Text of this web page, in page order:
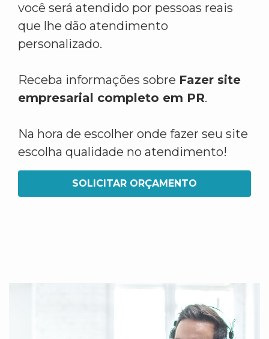
você será atendido por pessoas reais
que lhe dão atendimento
personalizado.
Receba informações sobre Fazer site
empresarial completo em PR.
Na hora de escolher onde fazer seu site
escolha qualidade no atendimento!
SOLICITAR ORÇAMENTO